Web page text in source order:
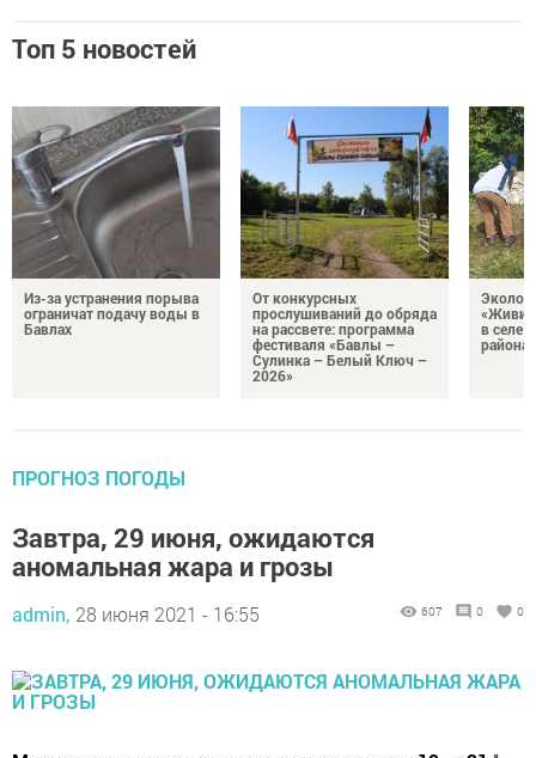
Топ 5 новостей
Из-за устранения порыва
ограничат подачу воды в
Бавлах
От конкурсных
прослушиваний до обряда
на рассвете: программа
фестиваля «Бавлы –
Сулинка – Белый Ключ –
2026»
«Живи,
в селе
района
ПРОГНОЗ ПОГОДЫ
Завтра, 29 июня, ожидаются
аномальная жара и грозы
admin, 28 июня 2021 - 16:55 607 0 0